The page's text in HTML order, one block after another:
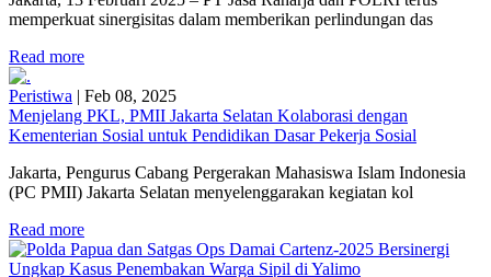
memperkuat sinergisitas dalam memberikan perlindungan das
Read more
Peristiwa | Feb 08, 2025
Menjelang PKL, PMII Jakarta Selatan Kolaborasi dengan
Kementerian Sosial untuk Pendidikan Dasar Pekerja Sosial
Jakarta, Pengurus Cabang Pergerakan Mahasiswa Islam Indonesia
(PC PMII) Jakarta Selatan menyelenggarakan kegiatan kol
Read more